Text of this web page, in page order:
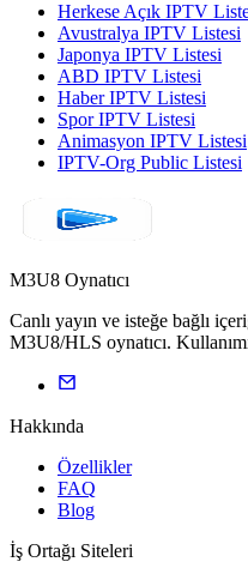
Herkese Açık IPTV
Avustralya IPTV Listesi
Japonya IPTV Listesi
ABD IPTV Listesi
Haber IPTV Listesi
Spor IPTV Listesi
Animasyon IPTV Listesi
IPTV-Org Public Listesi
M3U8 Oynatıcı
Canlı yayın ve isteğe bağlı
M3U8/HLS oynatıcı.
Hakkında
Özellikler
FAQ
Blog
İş Ortağı Siteleri